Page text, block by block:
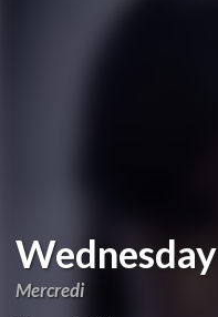
Wednesday
Mercredi